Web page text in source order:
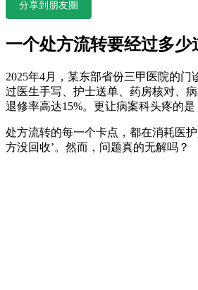
分享到朋友圈
一个处方流转要经过多少
2025年4月，某东部省份三甲医院的
过医生手写、护士送单、药房核对、
退修率高达15%。更让病案科头疼的
处方流转的每一个卡点，都在消耗医
方没回收’。然而，问题真的无解吗？